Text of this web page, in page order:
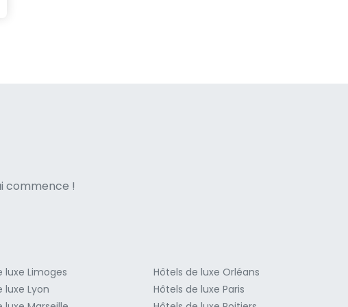
commence !italiana
luxe Limoges
luxe Lyon
Hôtels de luxe Orléans
Hôtels de luxe Paris